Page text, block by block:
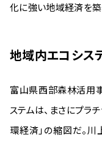
化に強い地域経済を築
地域内エコシス
富山県西部森林活用
ステムは、まさにプラ
環経済」の縮図だ。川